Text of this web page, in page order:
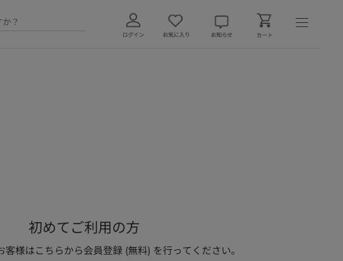
初めてご利用の方
様はこちらから会員登録 (無料) を行ってください。